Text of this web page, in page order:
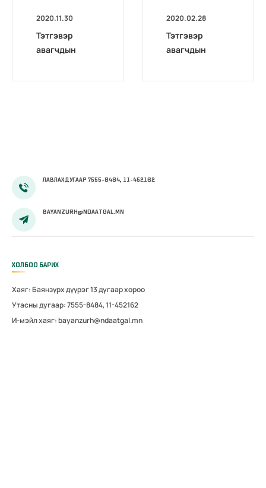
2020.11.30
Тэтгэвэр
авагчдын
2020.02.28
Тэтгэвэр
авагчдын
ЛАВЛАХ ДУГААР 7555-8484, 11-452162
BAYANZURH@NDAATGAL.MN
ХОЛБОО БАРИХ
Хаяг: Баянзүрх дүүрэг 13 дугаар хороо
Утасны дугаар: 7555-8484, 11-452162
И-мэйл хаяг: bayanzurh@ndaatgal.mn